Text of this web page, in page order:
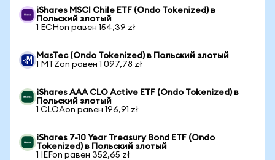
iShares MSCI Chile ETF (Ondo Tokenized) в
Польский злотый
1 ECHon равен 154,39 zł
MasTec (Ondo Tokenized) в Польский злотый
1 MTZon равен 1 097,78 zł
iShares AAA CLO Active ETF (Ondo Tokenized) в
Польский злотый
1 CLOAon равен 196,91 zł
iShares 7-10 Year Treasury Bond ETF (Ondo
Tokenized) в Польский злотый
1 IEFon равен 352,65 zł